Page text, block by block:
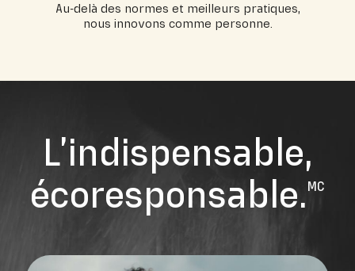
Au-delà des normes et meilleurs pratiques,
nous innovons comme personne.
L’indispensable,
écoresponsable. MC